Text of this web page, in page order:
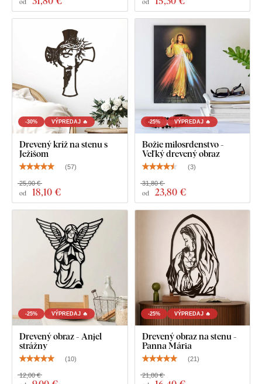
-30% VÝPREDAJ 🔥
Drevený kríž na stenu s
Ježišom
(57)
od 18,10 €
25,90 €
-25% VÝPREDAJ 🔥
Božie milosrdenstvo -
Veľký drevený obraz
(3)
od 23,80 €
31,80 €
-25% VÝPREDAJ 🔥
Drevený obraz - Anjel
strážny
(10)
12,00 €
-25% VÝPREDAJ 🔥
Drevený obraz na stenu -
Panna Mária
(21)
21,80 €